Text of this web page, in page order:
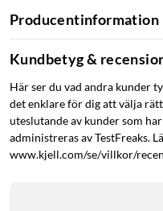
Producentinformation
Kundbetyg &
Här ser du vad andra kunder
det enklare för dig att välja
uteslutande av kunder som
administreras av TestFreaks.
www.kjell.com/se/villkor/